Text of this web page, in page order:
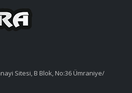
Sitesi, B Blok, No:36 Ümraniye/